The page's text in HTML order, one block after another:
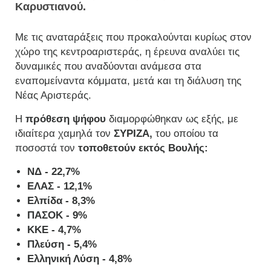
Καρυστιανού.
Με τις αναταράξεις που προκαλούνται κυρίως στον
χώρο της κεντροαριστεράς, η έρευνα αναλύει τις
δυναμικές που αναδύονται ανάμεσα στα
εναπομείναντα κόμματα, μετά και τη διάλυση της
Νέας Αριστεράς.
Η πρόθεση ψήφου διαμορφώθηκαν ως εξής, με
ιδιαίτερα χαμηλά τον ΣΥΡΙΖΑ, του οποίου τα
ποσοστά τον τοποθετούν εκτός Βουλής:
ΝΔ - 22,7%
ΕΛΑΣ - 12,1%
Ελπίδα - 8,3%
ΠΑΣΟΚ - 9%
ΚΚΕ - 4,7%
Πλεύση - 5,4%
Ελληνική Λύση - 4,8%